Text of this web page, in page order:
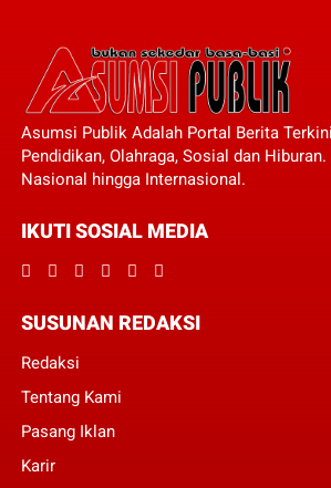
Asumsi Publik Adalah Portal Berita
Pendidikan, Olahraga, Sosial dan Hiburan.
Nasional hingga Internasional.
IKUTI SOSIAL MEDIA
SUSUNAN REDAKSI
Redaksi
Tentang Kami
Pasang Iklan
Karir